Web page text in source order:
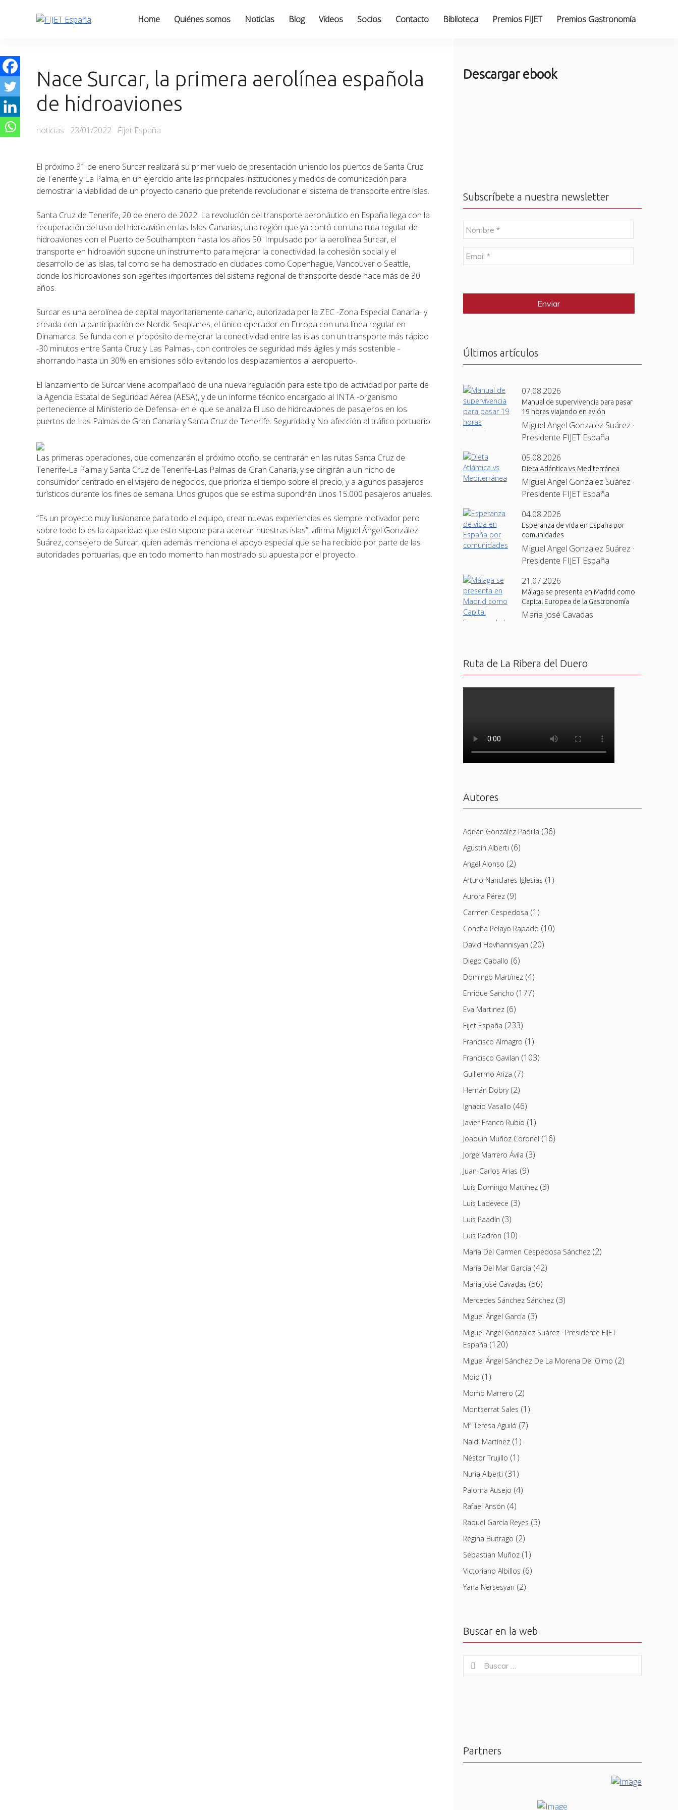
Home Quiénes somos Noticias Blog Vídeos Socios Contacto Biblioteca Premios FIJET Premios Gastronomía
Nace Surcar, la primera aerolínea española
de hidroaviones
Categories
noticias
Posted
23/01/2022 Fijet España
El próximo 31 de enero Surcar realizará su primer vuelo de presentación uniendo los puertos de Santa Cruz
de Tenerife y La Palma, en un ejercicio ante las principales instituciones y medios de comunicación para
demostrar la viabilidad de un proyecto canario que pretende revolucionar el sistema de transporte entre islas.
Santa Cruz de Tenerife, 20 de enero de 2022. La revolución del transporte aeronáutico en España llega con la
recuperación del uso del hidroavión en las Islas Canarias, una región que ya contó con una ruta regular de
hidroaviones con el Puerto de Southampton hasta los años 50. Impulsado por la aerolínea Surcar, el
transporte en hidroavión supone un instrumento para mejorar la conectividad, la cohesión social y el
desarrollo de las islas, tal como se ha demostrado en ciudades como Copenhague, Vancouver o Seattle,
donde los hidroaviones son agentes importantes del sistema regional de transporte desde hace más de 30
años.
Surcar es una aerolínea de capital mayoritariamente canario, autorizada por la ZEC -Zona Especial Canaria- y
creada con la participación de Nordic Seaplanes, el único operador en Europa con una línea regular en
Dinamarca. Se funda con el propósito de mejorar la conectividad entre las islas con un transporte más rápido
-30 minutos entre Santa Cruz y Las Palmas-, con controles de seguridad más ágiles y más sostenible -
ahorrando hasta un 30% en emisiones sólo evitando los desplazamientos al aeropuerto-.
El lanzamiento de Surcar viene acompañado de una nueva regulación para este tipo de actividad por parte de
la Agencia Estatal de Seguridad Aérea (AESA), y de un informe técnico encargado al INTA -organismo
perteneciente al Ministerio de Defensa- en el que se analiza El uso de hidroaviones de pasajeros en los
puertos de Las Palmas de Gran Canaria y Santa Cruz de Tenerife. Seguridad y No afección al tráfico portuario.
Las primeras operaciones, que comenzarán el próximo otoño, se centrarán en las rutas Santa Cruz de
Tenerife-La Palma y Santa Cruz de Tenerife-Las Palmas de Gran Canaria, y se dirigirán a un nicho de
consumidor centrado en el viajero de negocios, que prioriza el tiempo sobre el precio, y a algunos pasajeros
turísticos durante los fines de semana. Unos grupos que se estima supondrán unos 15.000 pasajeros anuales.
“Es un proyecto muy ilusionante para todo el equipo, crear nuevas experiencias es siempre motivador pero
sobre todo lo es la capacidad que esto supone para acercar nuestras islas”, afirma Miguel Ángel González
Suárez, consejero de Surcar, quien además menciona el apoyo especial que se ha recibido por parte de las
autoridades portuarias, que en todo momento han mostrado su apuesta por el proyecto.
Descargar ebook
Subscríbete a nuestra newsletter
N
o
m
b
r
E
m
l
Últimos artículos
07.08.2026
Manual de supervivencia para pasar
19 horas viajando en avión
Miguel Angel Gonzalez Suárez ·
Presidente FIJET España
05.08.2026
Dieta Atlántica vs Mediterránea
Miguel Angel Gonzalez Suárez ·
Presidente FIJET España
04.08.2026
Esperanza de vida en España por
comunidades
Miguel Angel Gonzalez Suárez ·
Presidente FIJET España
21.07.2026
Málaga se presenta en Madrid como
Capital Europea de la Gastronomía
Maria José Cavadas
Ruta de La Ribera del Duero
Autores
Adrián González Padilla (36)
Agustín Alberti (6)
Angel Alonso (2)
Arturo Nanclares Iglesias (1)
Aurora Pérez(9)
Carmen Cespedosa (1)
Concha Pelayo Rapado (10)
David Hovhannisyan (20)
Diego Caballo (6)
Domingo Martínez(4)
Enrique Sancho (177)
Eva Martinez(6)
Fijet España (233)
Francisco Almagro (1)
Francisco Gavilan (103)
Guillermo Ariza (7)
Hernán Dobry(2)
Ignacio Vasallo (46)
Javier Franco Rubio (1)
Joaquin Muñoz Coronel (16)
Jorge Marrero Ávila (3)
Juan-Carlos Arias (9)
Luis Domingo Martínez(3)
Luis Ladevece (3)
Luis Paadín (3)
Luis Padron (10)
María Del Carmen Cespedosa Sánchez(2)
María Del Mar García (42)
Maria José Cavadas (56)
Mercedes Sánchez Sánchez(3)
Miguel Ángel García (3)
Miguel Angel Gonzalez Suárez · Presidente FIJET
España (120)
Miguel Ángel Sánchez De La Morena Del Olmo (2)
Moio (1)
Momo Marrero (2)
Montserrat Sales (1)
Mª Teresa Aguiló (7)
Naldi Martínez(1)
Néstor Trujillo (1)
Nuria Alberti (31)
Paloma Ausejo (4)
Rafael Ansón (4)
Raquel García Reyes (3)
Regina Buitrago (2)
Sebastian Muñoz(1)
Victoriano Albillos (6)
Yana Nersesyan (2)
Buscar en la web
for:
Buscar
Partners